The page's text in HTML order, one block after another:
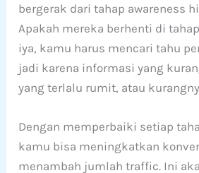
bergerak dari tahap awareness
Apakah mereka berhenti di
iya, kamu harus mencari tahu
jadi karena informasi yang
yang terlalu rumit, atau
Dengan memperbaiki setiap
kamu bisa meningkatkan
menambah jumlah traffic. Ini